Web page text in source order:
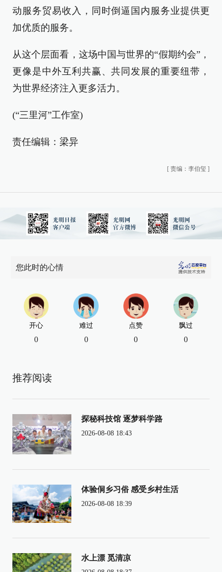
动服务贸易收入，同时倒逼国内服务业提供更
加优质的服务。
从这个层面看，这场中国与世界的“假期约会”，
更像是中外互利共赢、共同发展的重要纽带，
为世界经济注入更多活力。
(“三里河”工作室)
责任编辑：梁异
[ 责编：李伯玺 ]
您此时的心情
开心
0
难过
0
点赞
0
飘过
0
推荐阅读
探秘科技馆 逐梦科学路
2026-08-08 18:43
体验侗乡习俗 感受乡村生活
2026-08-08 18:39
水上漂 觅清凉